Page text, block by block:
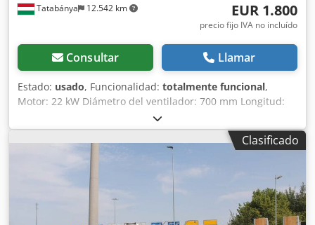
Tatabánya 12.542 km EUR 1.800
precio fijo IVA no incluído
Consultar Llamar
Estado: usado, Funcionalidad: totalmente funcional,
Motor: 22 kW Diámetro del ventilador: 700 mm Longitud:
2500 mm Dkedpfori R Dujx Abxor
Clasificado